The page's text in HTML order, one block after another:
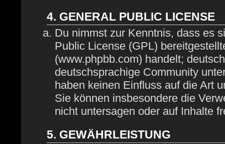
4. GENERAL PUBLIC LICENSE
Du nimmst zur Kenntnis, dass es
Public License (GPL)
(www.phpbb.com) handelt;
deutschsprachige Community
haben keinen Einfluss auf die Art
Sie können insbesondere die
nicht untersagen oder auf Inhalte
5. GEWÄHRLEISTUNG